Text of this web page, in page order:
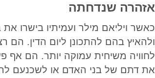
אזהרה שנדחתה
כאשר ויליאם מילר ועמיתיו בישרו
ולהאיץ בהם להתכונן ליום הדין.
לחוויה משיחית עמוקה יותר. הם אף
את דתם של בני האדם או לשכנעם